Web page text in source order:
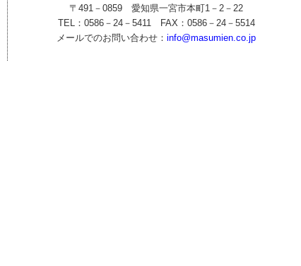
〒491－0859 愛知県一宮市本町1－2－22
TEL：0586－24－5411 FAX：0586－24－5514
メールでのお問い合わせ： info@masumien.co.jp